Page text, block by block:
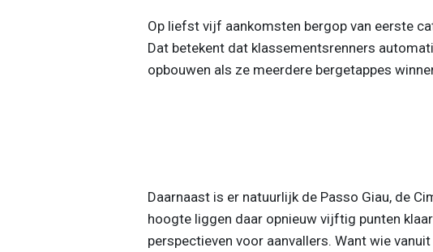
Op liefst vijf aankomsten bergop van eerste
Dat betekent dat klassementsrenners
opbouwen als ze meerdere bergetappes
Daarnaast is er natuurlijk de Passo Giau, de
hoogte liggen daar opnieuw vijftig punten
perspectieven voor aanvallers. Want wie